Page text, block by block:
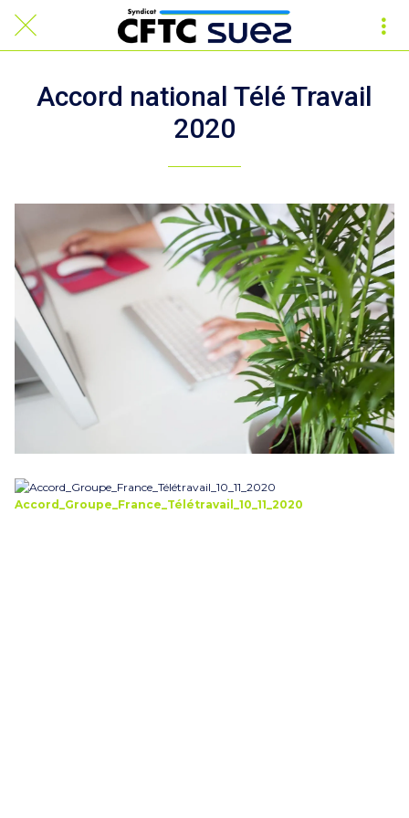
Accord national Télé Travail
2020
Accord_Groupe_France_Télétravail_10_11_2020